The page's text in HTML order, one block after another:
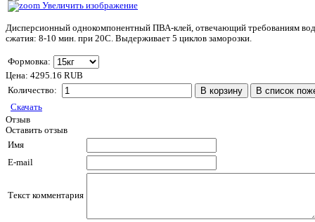
Увеличить изображение
Дисперсионный однокомпонентный ПВА-клей, отвечающий требованиям
сжатия: 8-10 мин. при 20С. Выдерживает 5 циклов заморозки.
Формовка:
Цена: 4295.16 RUB
Количество:
Скачать
Отзыв
Оставить отзыв
Имя
E-mail
Текст комментария